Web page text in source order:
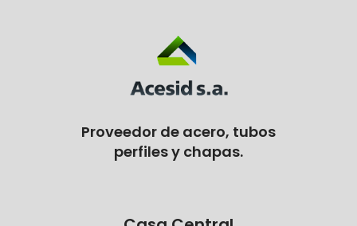
Proveedor de acero, tubos
perfiles y chapas.